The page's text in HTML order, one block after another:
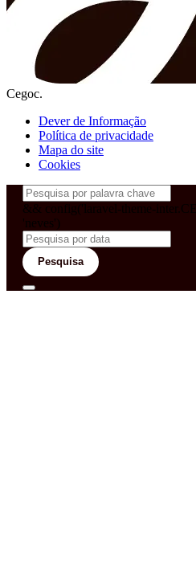
Cegoc.
Dever de Informação
Política de privacidade
Mapa do site
Cookies
&& config('laravel-theme-
'neves')
Pesquisa